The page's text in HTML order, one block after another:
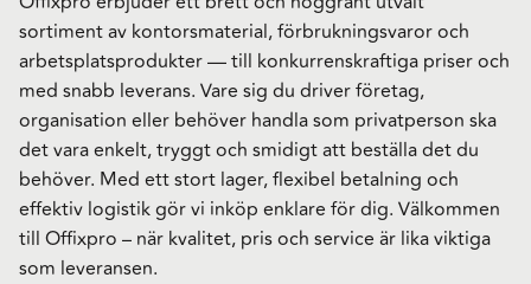
sortiment av kontorsmaterial, förbrukningsvaror och
arbetsplatsprodukter — till konkurrenskraftiga priser och
med snabb leverans. Vare sig du driver företag,
organisation eller behöver handla som privatperson ska
det vara enkelt, tryggt och smidigt att beställa det du
behöver. Med ett stort lager, flexibel betalning och
effektiv logistik gör vi inköp enklare för dig. Välkommen
till Offixpro – när kvalitet, pris och service är lika viktiga
som leveransen.